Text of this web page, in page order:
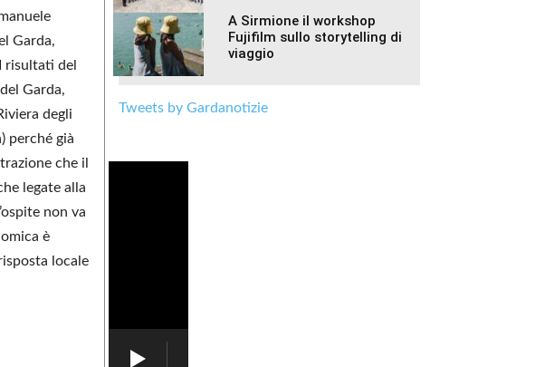
Garda,
risultati del
Garda,
degli
perché già
che il
legate alla
non va
è
locale
A Sirmione il workshop
Fujifilm sullo storytelling di
viaggio
Tweets by Gardanotizie